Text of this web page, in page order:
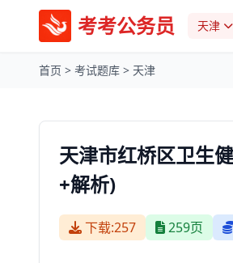
考考公务员 天津
首页 > 考试题库 > 天津
天津市红桥区卫生
+解析)
下载:257 259页